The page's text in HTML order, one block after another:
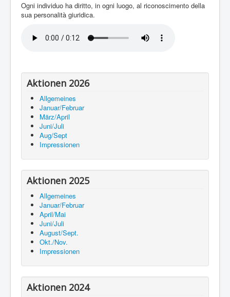
Ogni individuo ha diritto, in ogni luogo, al riconoscimento della
sua personalità giuridica.
Aktionen 2026
Allgemeines
Januar/Februar
März/April
Juni/Juli
Aug/Sept
Impressionen
Aktionen 2025
Allgemeines
Januar/Februar
April/Mai
Juni/Juli
August/Sept.
Okt./Nov.
Impressionen
Aktionen 2024